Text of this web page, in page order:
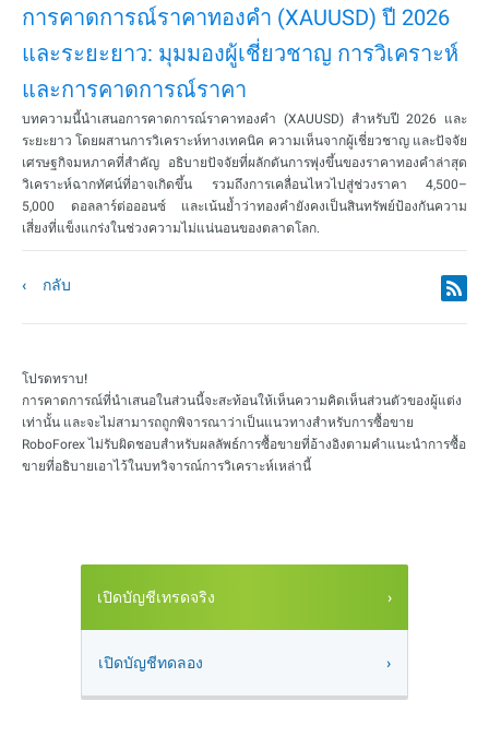
การคาดการณ์ราคาทองคำ (XAUUSD) ปี 2026
และระยะยาว: มุมมองผู้เชี่ยวชาญ การวิเคราะห์
และการคาดการณ์ราคา
บทความนี้นำเสนอการคาดการณ์ราคาทองคำ (XAUUSD) สำหรับปี 2026 และ
ระยะยาว โดยผสานการวิเคราะห์ทางเทคนิค ความเห็นจากผู้เชี่ยวชาญ และปัจจัย
เศรษฐกิจมหภาคที่สำคัญ อธิบายปัจจัยที่ผลักดันการพุ่งขึ้นของราคาทองคำล่าสุด
วิเคราะห์ฉากทัศน์ที่อาจเกิดขึ้น รวมถึงการเคลื่อนไหวไปสู่ช่วงราคา 4,500–
5,000 ดอลลาร์ต่อออนซ์ และเน้นย้ำว่าทองคำยังคงเป็นสินทรัพย์ป้องกันความ
เสี่ยงที่แข็งแกร่งในช่วงความไม่แน่นอนของตลาดโลก.
กลับ
โปรดทราบ!
การคาดการณ์ที่นำเสนอในส่วนนี้จะสะท้อนให้เห็นความคิดเห็นส่วนตัวของผู้แต่ง
เท่านั้น และจะไม่สามารถถูกพิจารณาว่าเป็นแนวทางสำหรับการซื้อขาย
RoboForex ไม่รับผิดชอบสำหรับผลลัพธ์การซื้อขายที่อ้างอิงตามคำแนะนำการซื้อ
ขายที่อธิบายเอาไว้ในบทวิจารณ์การวิเคราะห์เหล่านี้
เปิดบัญชีเทรดจริง
เปิดบัญชีทดลอง